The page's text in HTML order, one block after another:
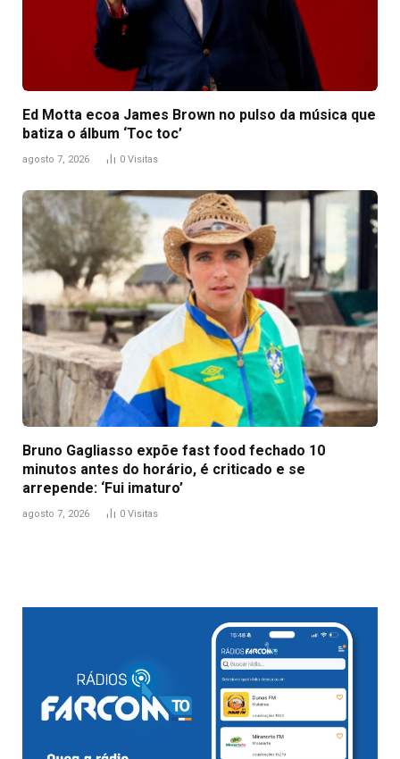
Ed Motta ecoa James Brown no pulso da música que
batiza o álbum ‘Toc toc’
agosto 7, 2026 0 Visitas
Bruno Gagliasso expõe fast food fechado 10
minutos antes do horário, é criticado e se
arrepende: ‘Fui imaturo’
agosto 7, 2026 0 Visitas